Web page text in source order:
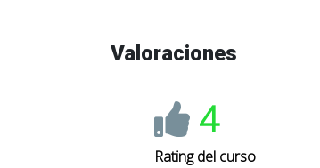
Valoraciones
4
Rating del curso